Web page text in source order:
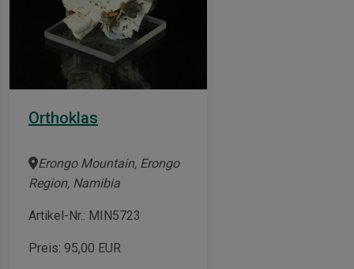
Orthoklas
Erongo Mountain, Erongo
Region, Namibia
Artikel-Nr.: MIN5723
Preis: 95,00 EUR